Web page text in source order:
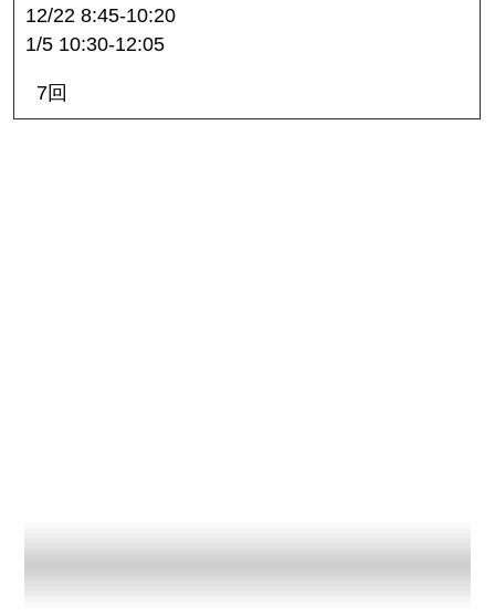
12/22 8:45-10:20
1/5 10:30-12:05
7回